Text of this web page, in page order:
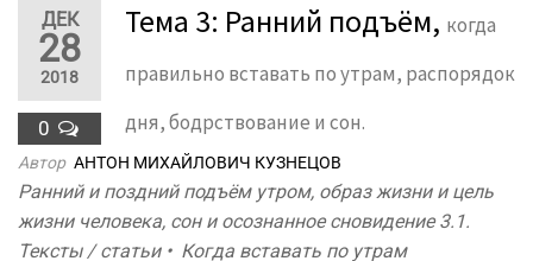
ДЕК
28
2018
0
Тема 3: Ранний подъём, когда
правильно вставать по утрам, распорядок
дня, бодрствование и сон.
Автор АНТОН МИХАЙЛОВИЧ КУЗНЕЦОВ
Ранний и поздний подъём утром, образ жизни и цель
жизни человека, сон и осознанное сновидение 3.1.
Тексты / статьи • Когда вставать по утрам